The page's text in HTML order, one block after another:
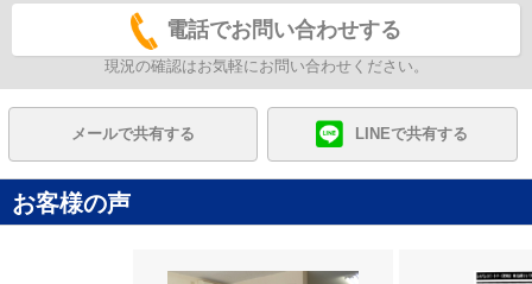
電話でお問い合わせする
現況の確認はお気軽にお問い合わせください。
メールで共有する LINEで共有する
お客様の声